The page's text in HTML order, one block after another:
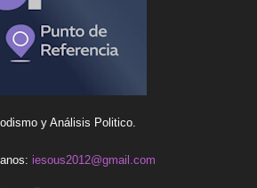
y Análisis Politico.
iesous2012@gmail.com